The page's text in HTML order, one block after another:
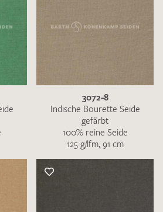
3072-8
Indische Bourette Seide
gefärbt
100% reine Seide
125 g/lfm, 91 cm